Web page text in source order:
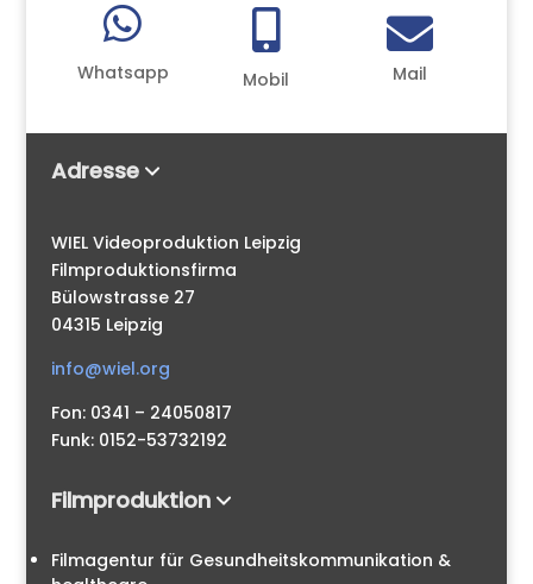

Whatsapp

Mobil

Mail
Adresse
WIEL Videoproduktion Leipzig
Filmproduktionsfirma
Bülowstrasse 27
04315 Leipzig
info@wiel.org
Fon: 0341 – 24050817
Funk: 0152-53732192
Filmproduktion
Filmagentur für Gesundheitskommunikation &